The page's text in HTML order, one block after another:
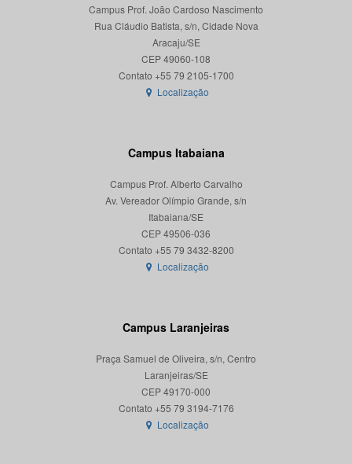
Campus Prof. João Cardoso Nascimento
Rua Cláudio Batista, s/n, Cidade Nova
Aracaju/SE
CEP 49060-108
Localização
Campus Itabaiana
Campus Prof. Alberto Carvalho
Av. Vereador Olímpio Grande, s/n
Itabaiana/SE
CEP 49506-036
Localização
Campus Laranjeiras
Praça Samuel de Oliveira, s/n, Centro
Laranjeiras/SE
CEP 49170-000
Localização